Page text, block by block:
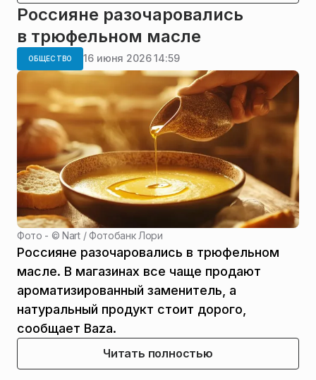
Россияне разочаровались
в трюфельном масле
ОБЩЕСТВО 16 июня 2026 14:59
Фото - ©Nart / Фотобанк Лори
Россияне разочаровались в трюфельном
масле. В магазинах все чаще продают
ароматизированный заменитель, а
натуральный продукт стоит дорого,
сообщает Baza.
Читать полностью